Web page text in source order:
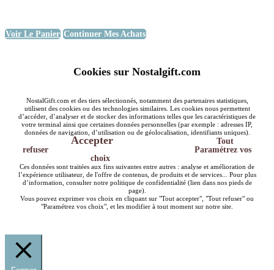
Voir Le Panier Continuer Mes Achats
Cookies sur Nostalgift.com
NostalGift.com et des tiers sélectionnés, notamment des partenaires statistiques,
utilisent des cookies ou des technologies similaires. Les cookies nous permettent
d’accéder, d’analyser et de stocker des informations telles que les caractéristiques de
votre terminal ainsi que certaines données personnelles (par exemple : adresses IP,
données de navigation, d’utilisation ou de géolocalisation, identifiants uniques).
Accepter
Tout
refuser
Paramétrez vos
choix
Ces données sont traitées aux fins suivantes entre autres : analyse et amélioration de
l’expérience utilisateur, de l'offre de contenus, de produits et de services... Pour plus
d’information, consulter notre politique de confidentialité (lien dans nos pieds de
page).
Vous pouvez exprimer vos choix en cliquant sur "Tout accepter", "Tout refuser" ou
"Paramétrez vos choix", et les modifier à tout moment sur notre site.